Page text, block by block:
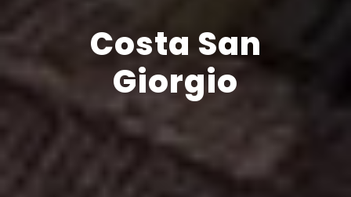
Costa San
Giorgio